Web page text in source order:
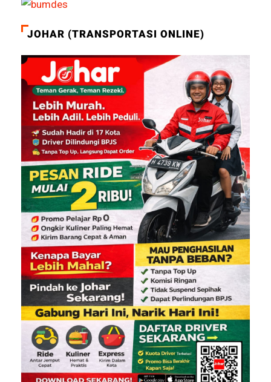
JOHAR (TRANSPORTASI ONLINE)